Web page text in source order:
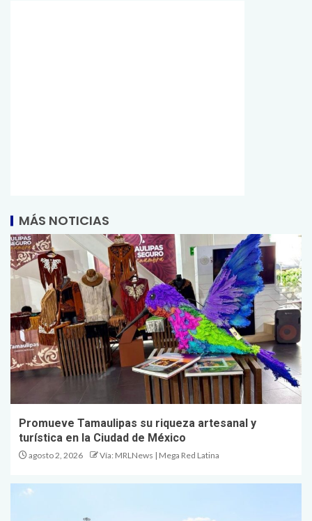
MÁS NOTICIAS
Promueve Tamaulipas su riqueza artesanal y
turística en la Ciudad de México
agosto 2, 2026 Vía: MRLNews | Mega Red Latina